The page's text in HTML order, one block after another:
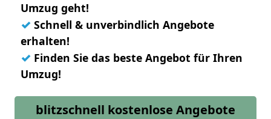
Umzug geht!
✓ Schnell & unverbindlich Angebote
erhalten!
✓ Finden Sie das beste Angebot für Ihren
Umzug!
blitzschnell kostenlose Angebote